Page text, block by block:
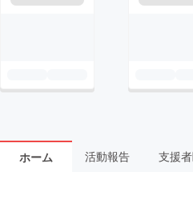
ホーム 活動報告 支援者